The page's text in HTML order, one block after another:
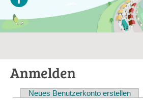
Anmelden
Neues Benutzerkonto erstellen